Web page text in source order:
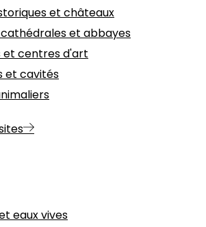
et châteaux
cathédrales et abbayes
et centres d'art
et cavités
eaux vives